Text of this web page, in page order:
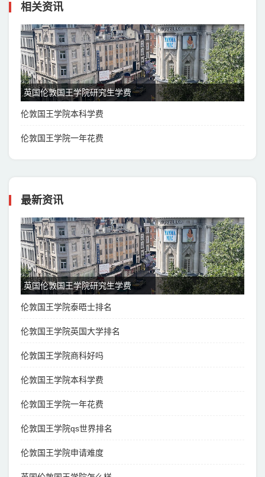
相关资讯
英国伦敦国王学院研究生学费
伦敦国王学院本科学费
伦敦国王学院一年花费
最新资讯
英国伦敦国王学院研究生学费
伦敦国王学院泰晤士排名
伦敦国王学院英国大学排名
伦敦国王学院商科好吗
伦敦国王学院本科学费
伦敦国王学院一年花费
伦敦国王学院qs世界排名
伦敦国王学院申请难度